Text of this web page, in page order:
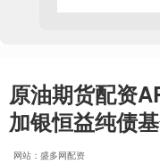
原油期货配资
加银恒益纯债
网站：盛多网配资